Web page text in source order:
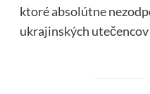
ktoré absolútne
ukrajinských